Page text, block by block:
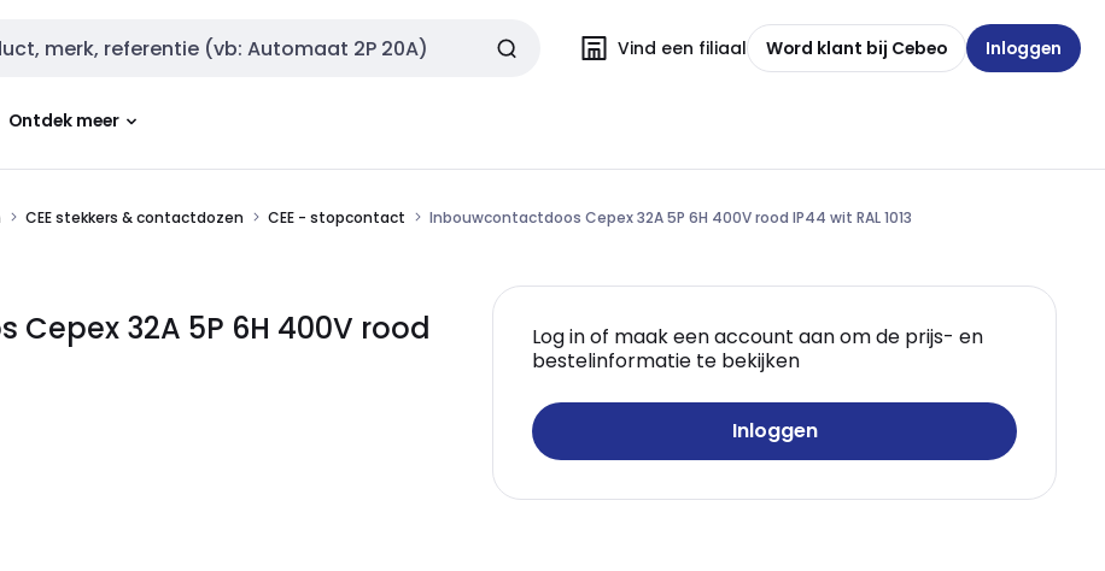
Vind een filiaal Word klant bij Cebeo Inloggen
Ontdek meer
CEE stekkers & contactdozen CEE - stopcontact Inbouwcontactdoos Cepex 32A 5P 6H 400V rood IP44 wit RAL 1013
Cepex 32A 5P 6H 400V rood
Log in of maak een account aan om de prijs- en
bestelinformatie te bekijken
Inloggen